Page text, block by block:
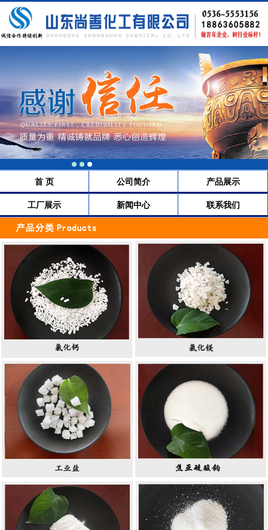
首 页 公司简介 产品展示
工厂展示 新闻中心 联系我们